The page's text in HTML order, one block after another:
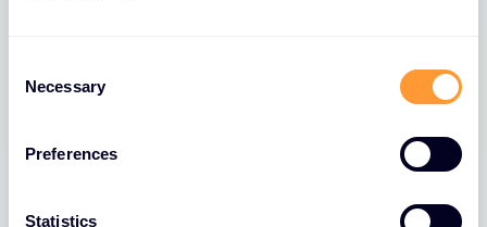
Necessary
Preferences
Statistics
Falcon Insight XDR: Zašto SMB
tvrtkama treba vidljivost izvan same